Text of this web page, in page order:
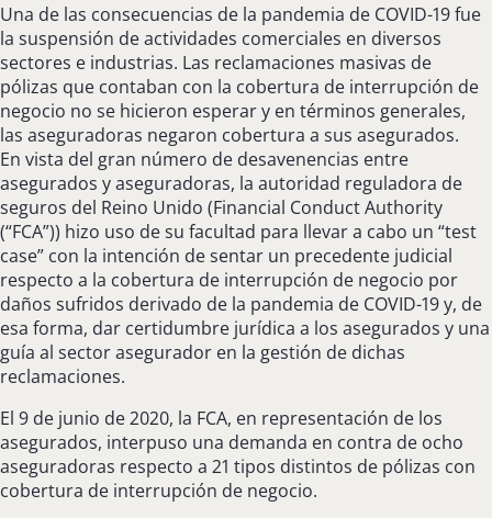
Una de las consecuencias de la pandemia de COVID-19 fue
la suspensión de actividades comerciales en diversos
sectores e industrias. Las reclamaciones masivas de
pólizas que contaban con la cobertura de interrupción de
negocio no se hicieron esperar y en términos generales,
las aseguradoras negaron cobertura a sus asegurados.
En vista del gran número de desavenencias entre
asegurados y aseguradoras, la autoridad reguladora de
seguros del Reino Unido (Financial Conduct Authority
(“FCA”)) hizo uso de su facultad para llevar a cabo un “test
case” con la intención de sentar un precedente judicial
respecto a la cobertura de interrupción de negocio por
daños sufridos derivado de la pandemia de COVID-19 y, de
esa forma, dar certidumbre jurídica a los asegurados y una
guía al sector asegurador en la gestión de dichas
reclamaciones.
El 9 de junio de 2020, la FCA, en representación de los
asegurados, interpuso una demanda en contra de ocho
aseguradoras respecto a 21 tipos distintos de pólizas con
cobertura de interrupción de negocio.